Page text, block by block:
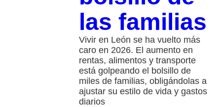
las familias
Vivir en León se ha vuelto más
caro en 2026. El aumento en
rentas, alimentos y transporte
está golpeando el bolsillo de
miles de familias, obligándolas a
ajustar su estilo de vida y gastos
diarios